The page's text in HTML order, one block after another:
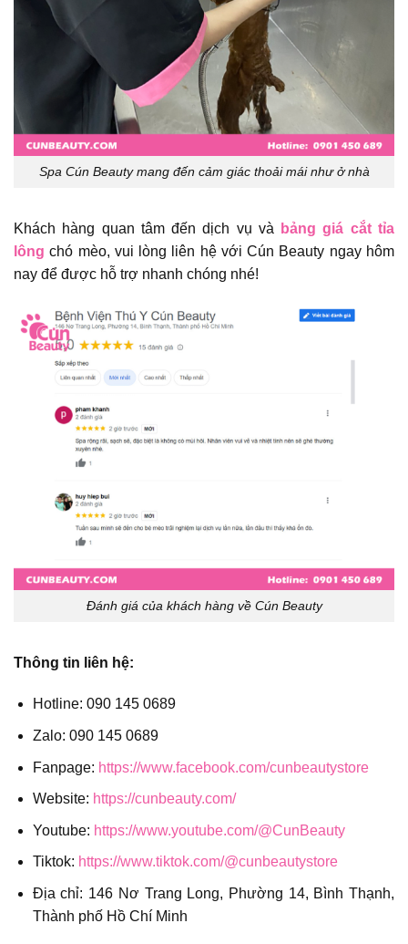
Spa Cún Beauty mang đến cảm giác thoải mái như ở nhà
Khách hàng quan tâm đến dịch vụ và
bảng giá cắt tỉa
lông chó mèo, vui lòng liên hệ với Cún Beauty ngay hôm
nay để được hỗ trợ nhanh chóng nhé!
Đánh giá của khách hàng về Cún Beauty
Thông tin liên hệ:
Hotline: 090 145 0689
Zalo: 090 145 0689
Fanpage: https://www.facebook.com/cunbeautystore
Website: https://cunbeauty.com/
Youtube: https://www.youtube.com/@CunBeauty
Tiktok: https://www.tiktok.com/@cunbeautystore
Địa chỉ: 146 Nơ Trang Long, Phường 14, Bình Thạnh,
Thành phố Hồ Chí Minh